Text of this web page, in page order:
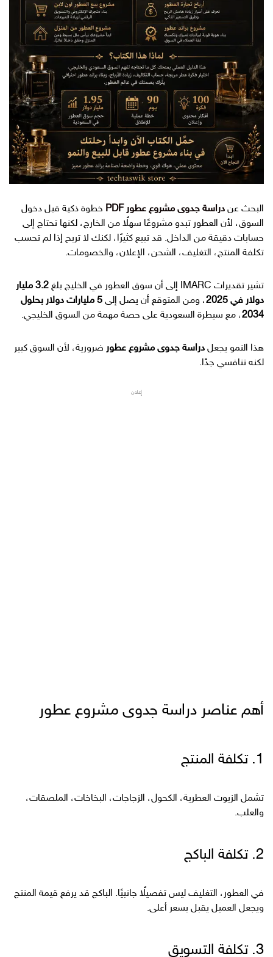
البحث عن دراسة جدوى مشروع عطور PDF
خطوة ذكية قبل دخول
السوق، لأن العطور تبدو مشروعًا سهلًا من الخارج، لكنها تحتاج إلى
حسابات دقيقة من الداخل. قد تبيع كثيرًا، لكنك لا تربح إذا لم تحسب
تكلفة المنتج، التغليف، الشحن، الإعلان، والخصومات.
تشير تقديرات IMARC إلى أن سوق العطور في الخليج بلغ
3.2 مليار
دولار في 2025
، ومن المتوقع أن يصل إلى
5 مليارات دولار بحلول
2034، مع سيطرة السعودية على حصة مهمة من السوق الخليجي.
هذا النمو يجعل دراسة جدوى مشروع عطور ضرورية، لأن السوق كبير
لكنه تنافسي جدًا.
إعلان
أهم عناصر دراسة جدوى مشروع عطور
1. تكلفة المنتج
تشمل الزيوت العطرية، الكحول، الزجاجات، البخاخات، الملصقات،
والعلب.
2. تكلفة الباكج
في العطور، التغليف ليس تفصيلًا جانبيًا. الباكج قد يرفع قيمة المنتج
ويجعل العميل يقبل بسعر أعلى.
3. تكلفة التسويق